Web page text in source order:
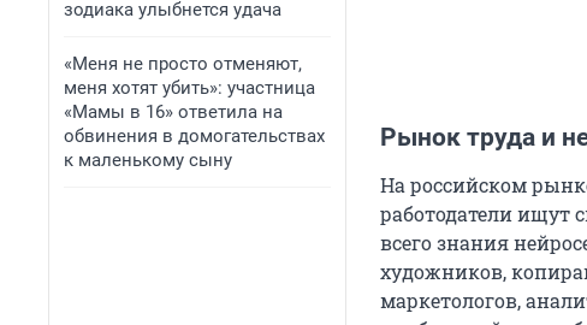
зодиака улыбнется удача
«Меня не просто отменяют,
меня хотят убить»: участница
«Мамы в 16» ответила на
обвинения в домогательствах
к маленькому сыну
Рынок труда и
На российском
работодатели ищут
всего знания
художников,
маркетологов,